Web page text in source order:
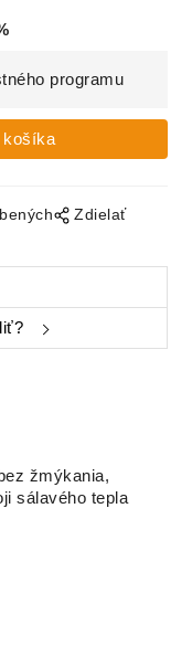
programu
Zdielať
žmýkania,
sálavého tepla